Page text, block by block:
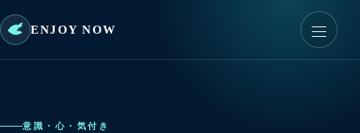
ENJOY NOW
意識・心・気付き